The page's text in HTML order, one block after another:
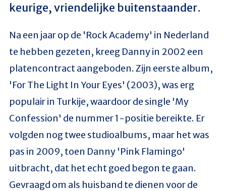
keurige, vriendelijke buitenstaander.
Na een jaar op de 'Rock Academy' in Nederland
te hebben gezeten, kreeg Danny in 2002 een
platencontract aangeboden. Zijn eerste album,
'For The Light In Your Eyes' (2003), was erg
populair in Turkije, waardoor de single 'My
Confession' de nummer 1-positie bereikte. Er
volgden nog twee studioalbums, maar het was
pas in 2009, toen Danny 'Pink Flamingo'
uitbracht, dat het echt goed begon te gaan.
Gevraagd om als huisband te dienen voor de